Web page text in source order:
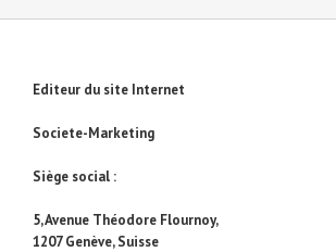
Editeur du site Internet
Societe-Marketing
Siège social :
5, Avenue Théodore Flournoy,
1207 Genève, Suisse